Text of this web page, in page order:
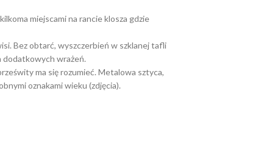
miejscami na rancie klosza gdzie
Bez obtarć, wyszczerbień w szklanej tafli
dodatkowych wrażeń.
ma się rozumieć. Metalowa sztyca,
oznakami wieku (zdjęcia).